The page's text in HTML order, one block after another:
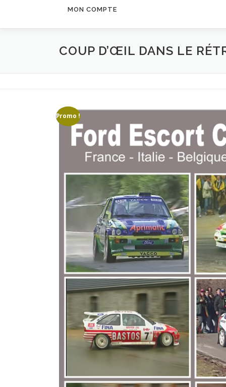
MON COMPTE
COUP D’ŒIL DANS LE
Promo !